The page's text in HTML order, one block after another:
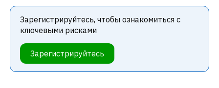
Зарегистрируйтесь, чтобы ознакомиться с
ключевыми рисками
Зарегистрируйтесь